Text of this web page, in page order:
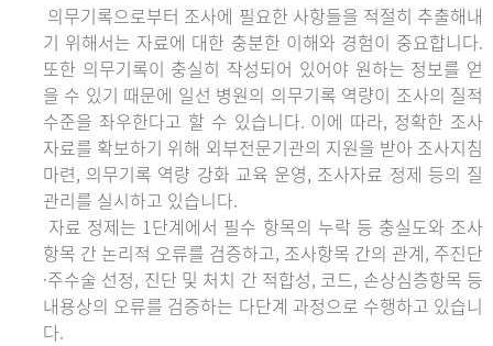
의무기록으로부터 조사에 필요한 사항들을 적절히 추출해내
기 위해서는 자료에 대한 충분한 이해와 경험이 중요합니다.
또한 의무기록이 충실히 작성되어 있어야 원하는 정보를 얻
을 수 있기 때문에 일선 병원의 의무기록 역량이 조사의 질적
수준을 좌우한다고 할 수 있습니다. 이에 따라, 정확한 조사
자료를 확보하기 위해 외부전문기관의 지원을 받아 조사지침
마련, 의무기록 역량 강화 교육 운영, 조사자료 정제 등의 질
관리를 실시하고 있습니다.
자료 정제는 1단계에서 필수 항목의 누락 등 충실도와 조사
항목 간 논리적 오류를 검증하고, 조사항목 간의 관계, 주진단
·주수술 선정, 진단 및 처치 간 적합성, 코드, 손상심층항목 등
내용상의 오류를 검증하는 다단계 과정으로 수행하고 있습니
다.